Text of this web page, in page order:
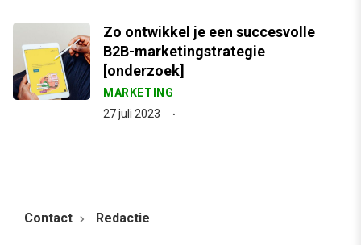
Zo ontwikkel je een succesvolle
B2B-marketingstrategie
[onderzoek]
MARKETING
27 juli 2023
Contact Redactie